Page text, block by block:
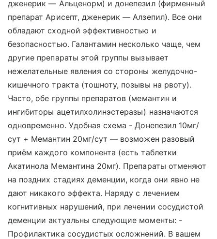
дженерик — Альценорм) и донепезил (фирменный
препарат Арисепт, дженерик — Алзепил). Все они
обладают сходной эффективностью и
безопасностью. Галантамин несколько чаще, чем
другие препараты этой группы вызывает
нежелательные явления со стороны желудочно-
кишечного тракта (тошноту, позывы на рвоту).
Часто, обе группы препаратов (мемантин и
ингибиторы ацетилхолинэстеразы) назначаются
одновременно. Удобная схема - Донепезил 10мг/
сут + Мемантин 20мг/сут — возможен разовый
приём каждого компонента (есть таблетки
Акатинола Мемантина 20мг). Препараты отменяют
на поздних стадиях деменции, когда они явно не
дают никакого эффекта. Наряду с лечением
когнитивных нарушений, при лечении сосудистой
деменции актуальны следующие моменты: -
Профилактика сосудистых осложнений. В вашем